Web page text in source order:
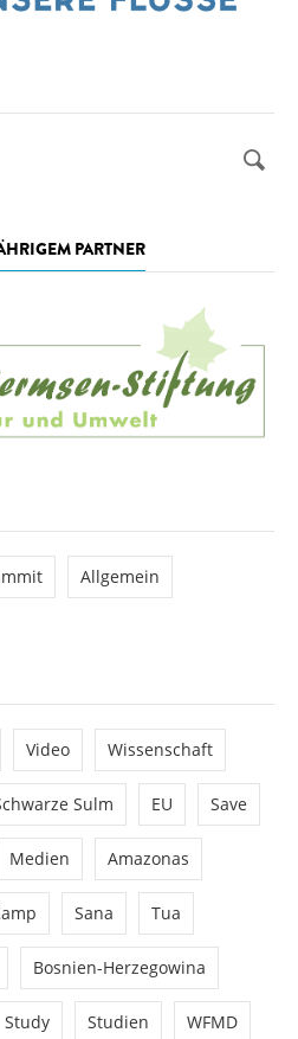
PARTNER
Allgemein
Video Wissenschaft
Sulm EU Save
Medien Amazonas
Sana Tua
Bosnien-Herzegowina
Study Studien WFMD